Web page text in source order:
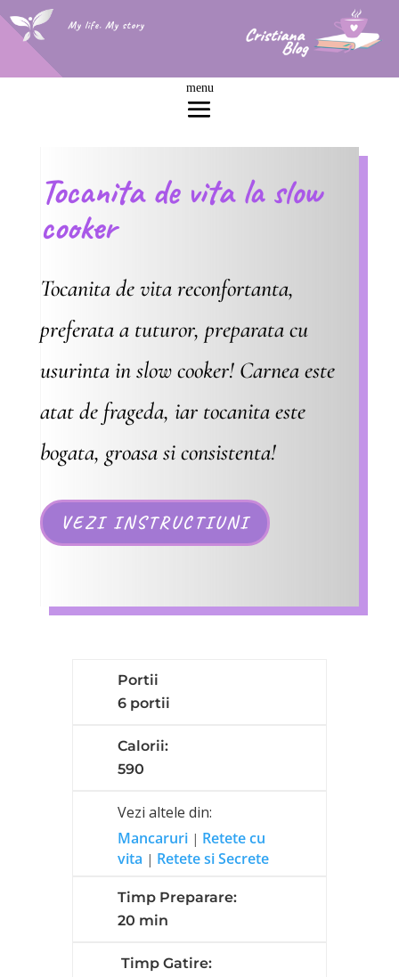
My life. My story
Tocanita de vita la slow
cooker
Tocanita de vita reconfortanta,
preferata a tuturor, preparata cu
usurinta in slow cooker! Carnea este
atat de frageda, iar tocanita este
bogata, groasa si consistenta!
VEZI INSTRUCTIUNI
Portii
6 portii
Calorii:
590
Vezi altele din:
Mancaruri| Retete cu
vita | Retete si Secrete
Timp Preparare:
20 min
Timp Gatire: